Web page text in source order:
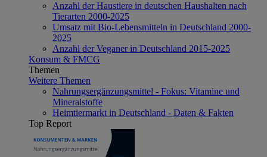
Anzahl der Haustiere in deutschen Haushalten nach
Tierarten 2000-2025
Umsatz mit Bio-Lebensmitteln in Deutschland 2000-
2025
Anzahl der Veganer in Deutschland 2015-2025
Konsum & FMCG
Themen
Weitere Themen
Nahrungsergänzungsmittel - Fokus: Vitamine und
Mineralstoffe
Heimtiermarkt in Deutschland - Daten & Fakten
Top Report